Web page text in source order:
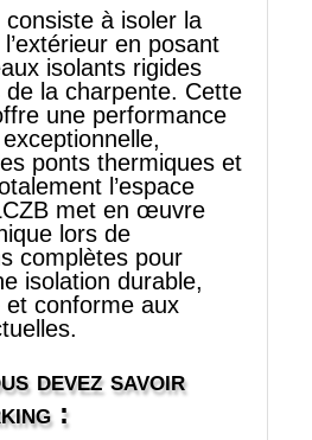
consiste à isoler la
en posant
isolants rigides
de la charpente. Cette
une performance
ponts thermiques et
l’espace
met en œuvre
lors de
complètes pour
isolation durable,
et conforme aux
devez savoir
: